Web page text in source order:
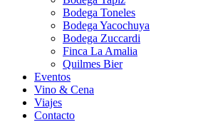
Bodega Toneles
Bodega Yacochuya
Bodega Zuccardi
Finca La Amalia
Quilmes Bier
Eventos
Vino & Cena
Viajes
Contacto